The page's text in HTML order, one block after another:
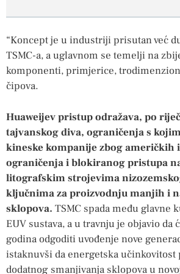
“Koncept je u industriji prisutan već
TSMC-a, a uglavnom se temelji na
komponenti, primjerice,
čipova.
Huaweijev pristup odražava, po
tajvanskog diva, ograničenja s
kineske kompanije zbog američkih
ograničenja i blokiranog pristupa
litografskim strojevima
ključnima za proizvodnju manjih i
sklopova. TSMC spada među glavne
EUV sustava, a u travnju je objavio da
godina odgoditi uvođenje nove
istaknuvši da energetska učinkovitost
dodatnog smanjivanja sklopova u